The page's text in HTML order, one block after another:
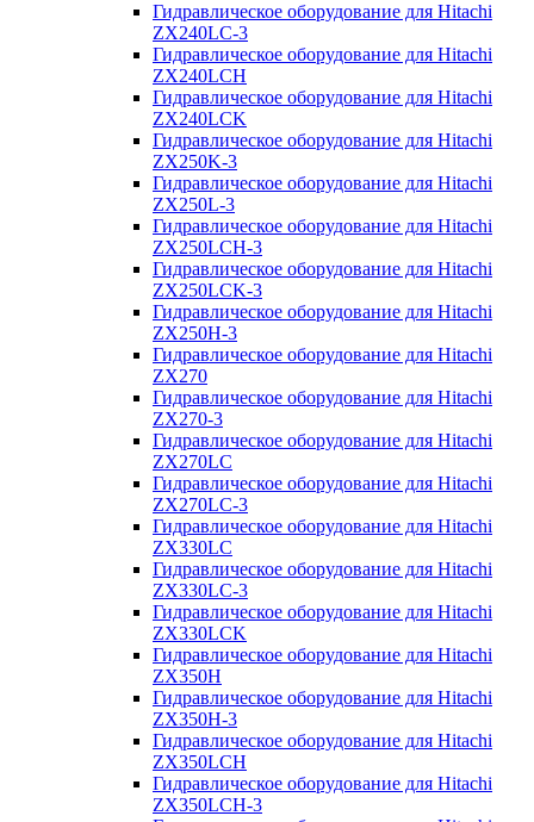
Гидравлическое оборудование для Hitachi
ZX240LC-3
Гидравлическое оборудование для Hitachi
ZX240LCH
Гидравлическое оборудование для Hitachi
ZX240LCK
Гидравлическое оборудование для Hitachi
ZX250K-3
Гидравлическое оборудование для Hitachi
ZX250L-3
Гидравлическое оборудование для Hitachi
ZX250LCH-3
Гидравлическое оборудование для Hitachi
ZX250LCK-3
Гидравлическое оборудование для Hitachi
ZX250Н-3
Гидравлическое оборудование для Hitachi
ZX270
Гидравлическое оборудование для Hitachi
ZX270-3
Гидравлическое оборудование для Hitachi
ZX270LC
Гидравлическое оборудование для Hitachi
ZX270LC-3
Гидравлическое оборудование для Hitachi
ZX330LC
Гидравлическое оборудование для Hitachi
ZX330LC-3
Гидравлическое оборудование для Hitachi
ZX330LCK
Гидравлическое оборудование для Hitachi
ZX350H
Гидравлическое оборудование для Hitachi
ZX350H-3
Гидравлическое оборудование для Hitachi
ZX350LCH
Гидравлическое оборудование для Hitachi
ZX350LCH-3